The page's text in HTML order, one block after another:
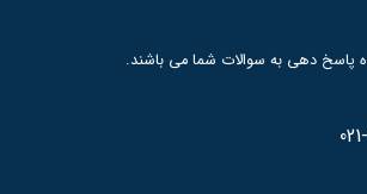
پاسخ دهی به سوالات شما می باشند.